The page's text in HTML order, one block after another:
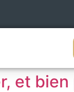
et